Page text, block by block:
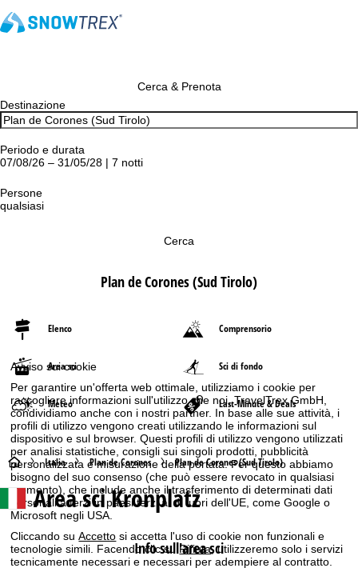
Avviso sui cookie
Per garantire un'offerta web ottimale, utilizziamo i cookie per
raccogliere informazioni sull'utilizzo che noi, TravelTrex GmbH,
condividiamo anche con i nostri partner. In base alle sue attività, i
profili di utilizzo vengono creati utilizzando le informazioni sul
dispositivo e sul browser. Questi profili di utilizzo vengono utilizzati
per analisi statistiche, consigli sui singoli prodotti, pubblicità
personalizzata e misurazione della portata. Per questo abbiamo
bisogno del suo consenso (che può essere revocato in qualsiasi
momento), che include anche il trasferimento di determinati dati
personali a terzi in paesi terzi al di fuori dell'UE, come Google o
Microsoft negli USA.
Cliccando suAccetto si accetta l'uso di cookie non funzionali e
tecnologie simili. Facendo clic su Rifiuta, utilizzeremo solo i servizi
tecnicamente necessari e necessari per adempiere al contratto.
Cerca & Prenota
Destinazione
Periodo e durata
07/08/26 – 31/05/28 | 7 notti
Persone
qualsiasi
Cerca
Plan de Corones (Sud Tirolo)
Elenco Comprensorio
Area sci Sci di fondo
Meteo Last-Minute & Deals
H
o
e
Italia Plan de Corones Plan de Corones (Sud Tirolo)
Area sciKronplatz
Info sull'area sci